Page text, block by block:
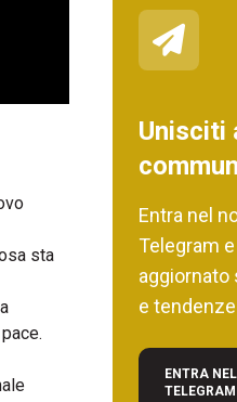
sta
Unisciti
Entra nel
Telegram
aggiornato
e
ENTRA
TELEGRAM